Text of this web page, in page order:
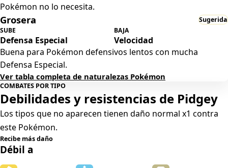
Pokémon no lo necesita.
Grosera
Sugerida
SUBE
Defensa Especial
BAJA
Velocidad
Buena para Pokémon defensivos lentos con mucha
Defensa Especial.
Ver tabla completa de naturalezas Pokémon
COMBATES POR TIPO
Debilidades y resistencias de Pidgey
Los tipos que no aparecen tienen daño normal x1 contra
este Pokémon.
Recibe más daño
Débil a